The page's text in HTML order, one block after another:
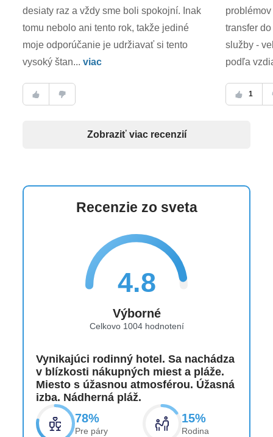
desiaty raz a vždy sme boli spokojní. Inak
tomu nebolo ani tento rok, takže jediné
moje odporúčanie je udržiavať si tento
vysoký štan... viac
transfer
služby -
podľa
1
Zobraziť viac recenzií
Recenzie zo sveta
4.8
Výborné
Celkovo 1004 hodnotení
Vynikajúci rodinný hotel. Sa nachádza
v blízkosti nákupných miest a pláže.
Miesto s úžasnou atmosférou. Úžasná
izba. Nádherná pláž.
78%
Pre páry
15%
Rodina